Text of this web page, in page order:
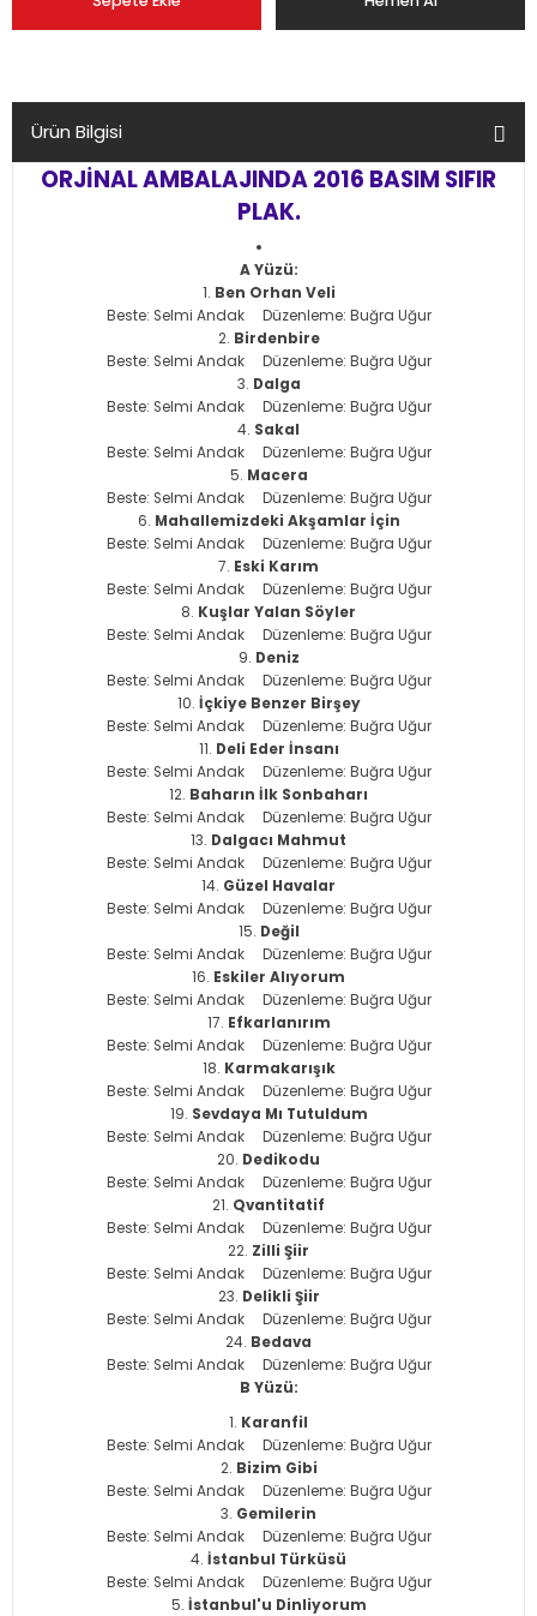
Ürün Bilgisi
ORJİNAL AMBALAJINDA 2016 BASIM SIFIR
PLAK.
A Yüzü:
Ben Orhan Veli
Beste: Selmi Andak Düzenleme: Buğra Uğur
Birdenbire
Beste: Selmi Andak Düzenleme: Buğra Uğur
Dalga
Beste: Selmi Andak Düzenleme: Buğra Uğur
Sakal
Beste: Selmi Andak Düzenleme: Buğra Uğur
Macera
Beste: Selmi Andak Düzenleme: Buğra Uğur
Mahallemizdeki Akşamlar İçin
Beste: Selmi Andak Düzenleme: Buğra Uğur
Eski Karım
Beste: Selmi Andak Düzenleme: Buğra Uğur
Kuşlar Yalan Söyler
Beste: Selmi Andak Düzenleme: Buğra Uğur
Deniz
Beste: Selmi Andak Düzenleme: Buğra Uğur
İçkiye Benzer Birşey
Beste: Selmi Andak Düzenleme: Buğra Uğur
Deli Eder İnsanı
Beste: Selmi Andak Düzenleme: Buğra Uğur
Baharın İlk Sonbaharı
Beste: Selmi Andak Düzenleme: Buğra Uğur
Dalgacı Mahmut
Beste: Selmi Andak Düzenleme: Buğra Uğur
Güzel Havalar
Beste: Selmi Andak Düzenleme: Buğra Uğur
Değil
Beste: Selmi Andak Düzenleme: Buğra Uğur
Eskiler Alıyorum
Beste: Selmi Andak Düzenleme: Buğra Uğur
Efkarlanırım
Beste: Selmi Andak Düzenleme: Buğra Uğur
Karmakarışık
Beste: Selmi Andak Düzenleme: Buğra Uğur
Sevdaya Mı Tutuldum
Beste: Selmi Andak Düzenleme: Buğra Uğur
Dedikodu
Beste: Selmi Andak Düzenleme: Buğra Uğur
Qvantitatif
Beste: Selmi Andak Düzenleme: Buğra Uğur
Zilli Şiir
Beste: Selmi Andak Düzenleme: Buğra Uğur
Delikli Şiir
Beste: Selmi Andak Düzenleme: Buğra Uğur
Bedava
Beste: Selmi Andak Düzenleme: Buğra Uğur
B Yüzü:
Karanfil
Beste: Selmi Andak Düzenleme: Buğra Uğur
Bizim Gibi
Beste: Selmi Andak Düzenleme: Buğra Uğur
Gemilerin
Beste: Selmi Andak Düzenleme: Buğra Uğur
İstanbul Türküsü
Beste: Selmi Andak Düzenleme: Buğra Uğur
İstanbul'u Dinliyorum